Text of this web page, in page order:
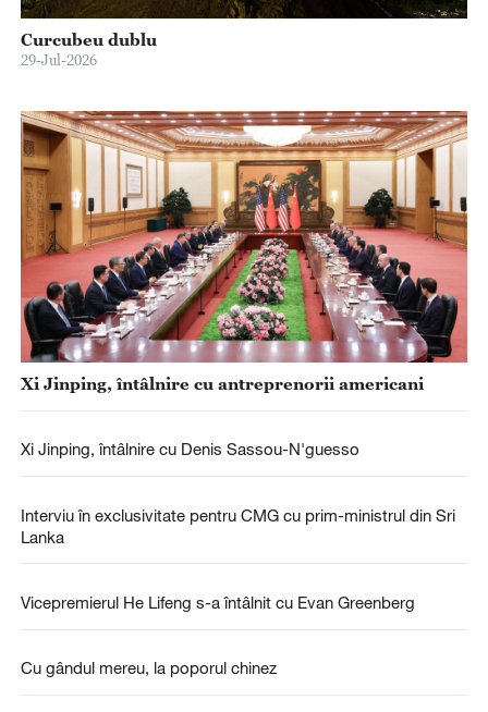
Curcubeu dublu
29-Jul-2026
Xi Jinping, întâlnire cu antreprenorii americani
Xi Jinping, întâlnire cu Denis Sassou-N'guesso
Interviu în exclusivitate pentru CMG cu prim-ministrul din Sri
Lanka
Vicepremierul He Lifeng s-a întâlnit cu Evan Greenberg
Cu gândul mereu, la poporul chinez